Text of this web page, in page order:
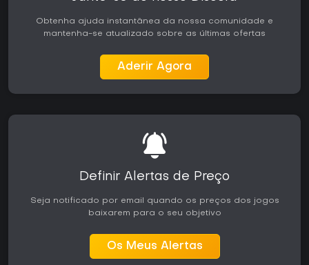
Obtenha ajuda instantânea da nossa comunidade e
mantenha-se atualizado sobre as últimas ofertas
Aderir Agora
Definir Alertas de Preço
Seja notificado por email quando os preços dos jogos
baixarem para o seu objetivo
Os Meus Alertas